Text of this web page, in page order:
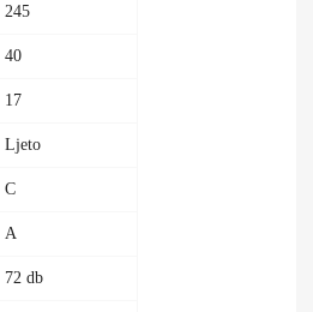
245
40
17
Ljeto
C
A
72 db